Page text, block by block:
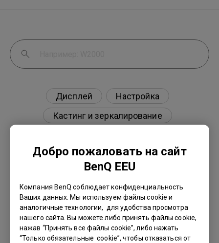
Добро пожаловать на сайт
BenQ EEU
Компания BenQ соблюдает конфиденциальность
Ваших данных. Мы используем файлы cookie и
аналогичные технологии, для удобства просмотра
нашего сайта. Вы можете либо принять файлы cookie,
нажав “Принять все файлы cookie”, либо нажать
“Только обязательные cookie”, чтобы отказаться от
Дисплей
Настройка
Кастинг и зеркалирование
Есть ли проектор, поддерживающий
просмотр фильмов Blu-ray 3D в пассивных
поляризованных очках, как на моем
телевизоре?